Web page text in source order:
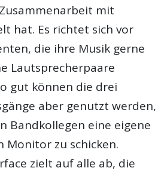
mit
hat. Es richtet sich vor
die ihre Musik gerne
Lautsprecherpaare
gut können die drei
aber genutzt werden,
Bandkollegen eine eigene
Monitor zu schicken.
zielt auf alle ab, die